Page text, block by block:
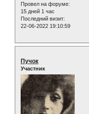
Провел на форуме:
15 дней 1 час
Последний визит:
22-06-2022 19:10:59
Пучок
Участник